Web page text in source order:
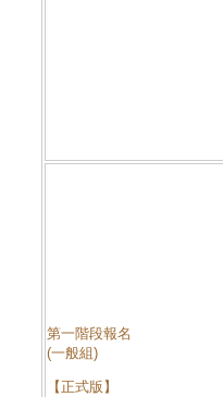
第一階段報名
(一般組)
【正式版】